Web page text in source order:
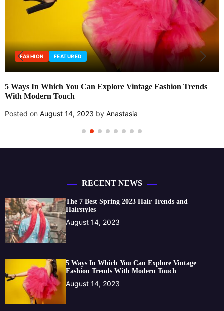
FASHION FEATURED
5 Ways In Which You Can Explore Vintage Fashion Trends
With Modern Touch
Posted on August 14, 2023 by Anastasia
RECENT NEWS
The 7 Best Spring 2023 Hair Trends and
Hairstyles
August 14, 2023
5 Ways In Which You Can Explore Vintage
Fashion Trends With Modern Touch
August 14, 2023